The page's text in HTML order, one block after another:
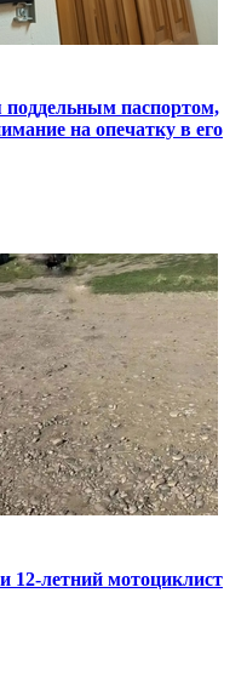
поддельным паспортом,
на опечатку в его
12-летний мотоциклист